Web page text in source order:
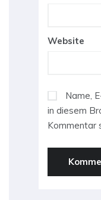
Website
Name,
in diesem
Kommentar